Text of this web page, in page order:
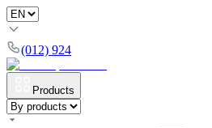
(012) 924
Products